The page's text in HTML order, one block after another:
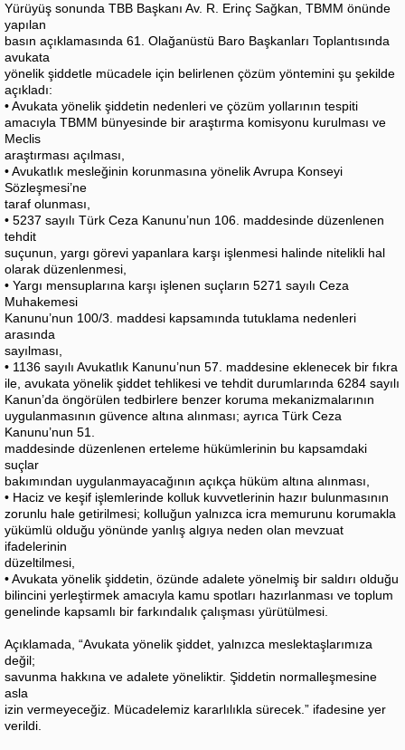
Yürüyüş sonunda TBB Başkanı Av. R. Erinç Sağkan, TBMM önünde
yapılan
basın açıklamasında 61. Olağanüstü Baro Başkanları Toplantısında
avukata
yönelik şiddetle mücadele için belirlenen çözüm yöntemini şu şekilde
açıkladı:
• Avukata yönelik şiddetin nedenleri ve çözüm yollarının tespiti
amacıyla TBMM bünyesinde bir araştırma komisyonu kurulması ve
Meclis
araştırması açılması,
• Avukatlık mesleğinin korunmasına yönelik Avrupa Konseyi
Sözleşmesi’ne
taraf olunması,
• 5237 sayılı Türk Ceza Kanunu’nun 106. maddesinde düzenlenen
tehdit
suçunun, yargı görevi yapanlara karşı işlenmesi halinde nitelikli hal
olarak düzenlenmesi,
• Yargı mensuplarına karşı işlenen suçların 5271 sayılı Ceza
Muhakemesi
Kanunu’nun 100/3. maddesi kapsamında tutuklama nedenleri
arasında
sayılması,
• 1136 sayılı Avukatlık Kanunu’nun 57. maddesine eklenecek bir fıkra
ile, avukata yönelik şiddet tehlikesi ve tehdit durumlarında 6284 sayılı
Kanun’da öngörülen tedbirlere benzer koruma mekanizmalarının
uygulanmasının güvence altına alınması; ayrıca Türk Ceza
Kanunu’nun 51.
maddesinde düzenlenen erteleme hükümlerinin bu kapsamdaki
suçlar
bakımından uygulanmayacağının açıkça hüküm altına alınması,
• Haciz ve keşif işlemlerinde kolluk kuvvetlerinin hazır bulunmasının
zorunlu hale getirilmesi; kolluğun yalnızca icra memurunu korumakla
yükümlü olduğu yönünde yanlış algıya neden olan mevzuat
ifadelerinin
düzeltilmesi,
• Avukata yönelik şiddetin, özünde adalete yönelmiş bir saldırı olduğu
bilincini yerleştirmek amacıyla kamu spotları hazırlanması ve toplum
genelinde kapsamlı bir farkındalık çalışması yürütülmesi.
Açıklamada, “Avukata yönelik şiddet, yalnızca meslektaşlarımıza
değil;
savunma hakkına ve adalete yöneliktir. Şiddetin normalleşmesine
asla
izin vermeyeceğiz. Mücadelemiz kararlılıkla sürecek.” ifadesine yer
verildi.